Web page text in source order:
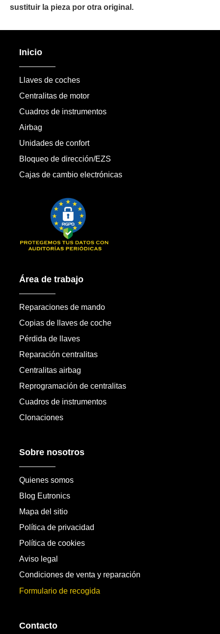
sustituir la pieza por otra original.
Inicio
Llaves de coches
Centralitas de motor
Cuadros de instrumentos
Airbag
Unidades de confort
Bloqueo de dirección/EZS
Cajas de cambio electrónicas
Área de trabajo
Reparaciones de mando
Copias de llaves de coche
Pérdida de llaves
Reparación centralitas
Centralitas airbag
Reprogramación de centralitas
Cuadros de instrumentos
Clonaciones
Sobre nosotros
Quienes somos
Blog Eutronics
Mapa del sitio
Política de privacidad
Política de cookies
Aviso legal
Condiciones de venta y reparación
Formulario de recogida
Contacto